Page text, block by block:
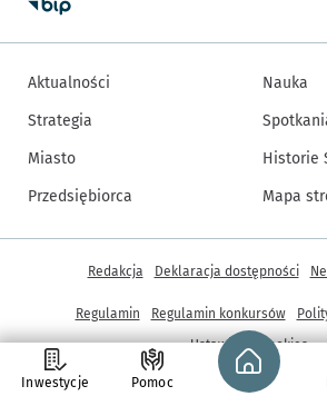
Inwestycje Pomoc
Strona
Aktualności
Strategia
Miasto
Przedsiębiorca
Nauka
Historie
Mapa
© Copyright 2005-2026, ARAW S.A.,
Inne informacje
Redakcja Deklaracja dostępności
Regulamin Regulamin konkursów
Ustawienia cookies